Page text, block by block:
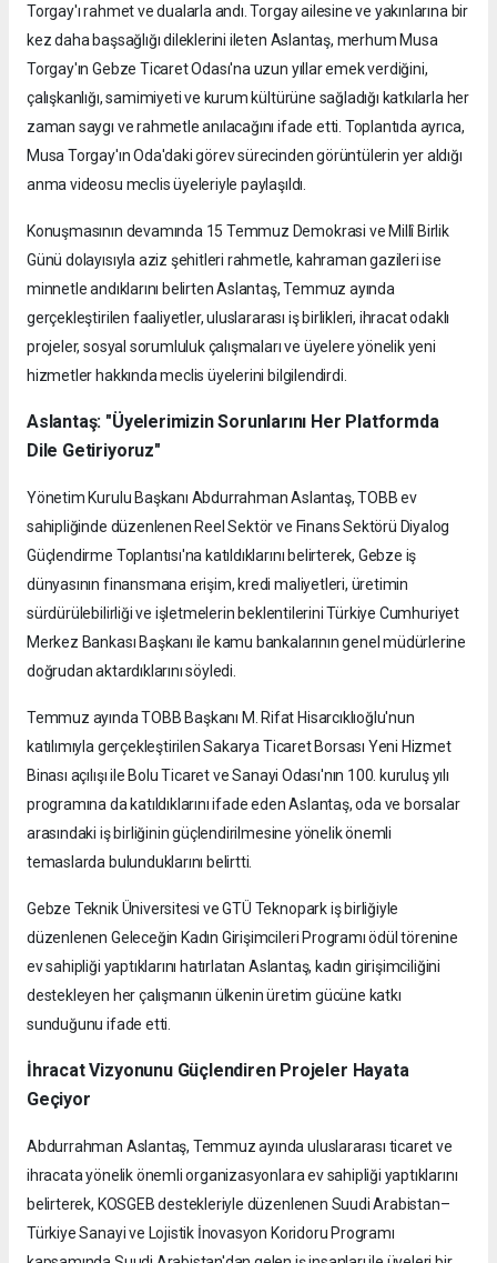
Torgay'ı rahmet ve dualarla andı. Torgay ailesine ve yakınlarına bir
kez daha başsağlığı dileklerini ileten Aslantaş, merhum Musa
Torgay'ın Gebze Ticaret Odası'na uzun yıllar emek verdiğini,
çalışkanlığı, samimiyeti ve kurum kültürüne sağladığı katkılarla her
zaman saygı ve rahmetle anılacağını ifade etti. Toplantıda ayrıca,
Musa Torgay'ın Oda'daki görev sürecinden görüntülerin yer aldığı
anma videosu meclis üyeleriyle paylaşıldı.
Konuşmasının devamında 15 Temmuz Demokrasi ve Millî Birlik
Günü dolayısıyla aziz şehitleri rahmetle, kahraman gazileri ise
minnetle andıklarını belirten Aslantaş, Temmuz ayında
gerçekleştirilen faaliyetler, uluslararası iş birlikleri, ihracat odaklı
projeler, sosyal sorumluluk çalışmaları ve üyelere yönelik yeni
hizmetler hakkında meclis üyelerini bilgilendirdi.
Aslantaş: "Üyelerimizin Sorunlarını Her Platformda
Dile Getiriyoruz"
Yönetim Kurulu Başkanı Abdurrahman Aslantaş, TOBB ev
sahipliğinde düzenlenen Reel Sektör ve Finans Sektörü Diyalog
Güçlendirme Toplantısı'na katıldıklarını belirterek, Gebze iş
dünyasının finansmana erişim, kredi maliyetleri, üretimin
sürdürülebilirliği ve işletmelerin beklentilerini Türkiye Cumhuriyet
Merkez Bankası Başkanı ile kamu bankalarının genel müdürlerine
doğrudan aktardıklarını söyledi.
Temmuz ayında TOBB Başkanı M. Rifat Hisarcıklıoğlu'nun
katılımıyla gerçekleştirilen Sakarya Ticaret Borsası Yeni Hizmet
Binası açılışı ile Bolu Ticaret ve Sanayi Odası'nın 100. kuruluş yılı
programına da katıldıklarını ifade eden Aslantaş, oda ve borsalar
arasındaki iş birliğinin güçlendirilmesine yönelik önemli
temaslarda bulunduklarını belirtti.
Gebze Teknik Üniversitesi ve GTÜ Teknopark iş birliğiyle
düzenlenen Geleceğin Kadın Girişimcileri Programı ödül törenine
ev sahipliği yaptıklarını hatırlatan Aslantaş, kadın girişimciliğini
destekleyen her çalışmanın ülkenin üretim gücüne katkı
sunduğunu ifade etti.
İhracat Vizyonunu Güçlendiren Projeler Hayata
Geçiyor
Abdurrahman Aslantaş, Temmuz ayında uluslararası ticaret ve
ihracata yönelik önemli organizasyonlara ev sahipliği yaptıklarını
belirterek, KOSGEB destekleriyle düzenlenen Suudi Arabistan–
Türkiye Sanayi ve Lojistik İnovasyon Koridoru Programı